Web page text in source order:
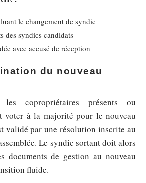
le changement de syndic
des syndics candidats
avec accusé de réception
du nouveau
copropriétaires présents ou
voter à la majorité pour le nouveau
validé par une résolution inscrite au
Le syndic sortant doit alors
documents de gestion au nouveau
fluide.